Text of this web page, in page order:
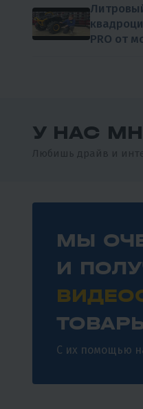
PRO от
У НАС
Любишь драйв и
МЫ
И
С их помощью